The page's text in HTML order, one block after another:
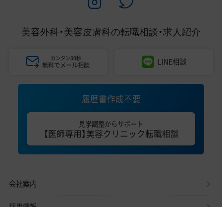
美容外科・美容皮膚科の転職相談・求人紹介
カンタン30秒
無料でメール相談 LINE相談
履歴書作成不要
見学調整からサポート
【医師専用】美容クリニック転職相談
会社案内